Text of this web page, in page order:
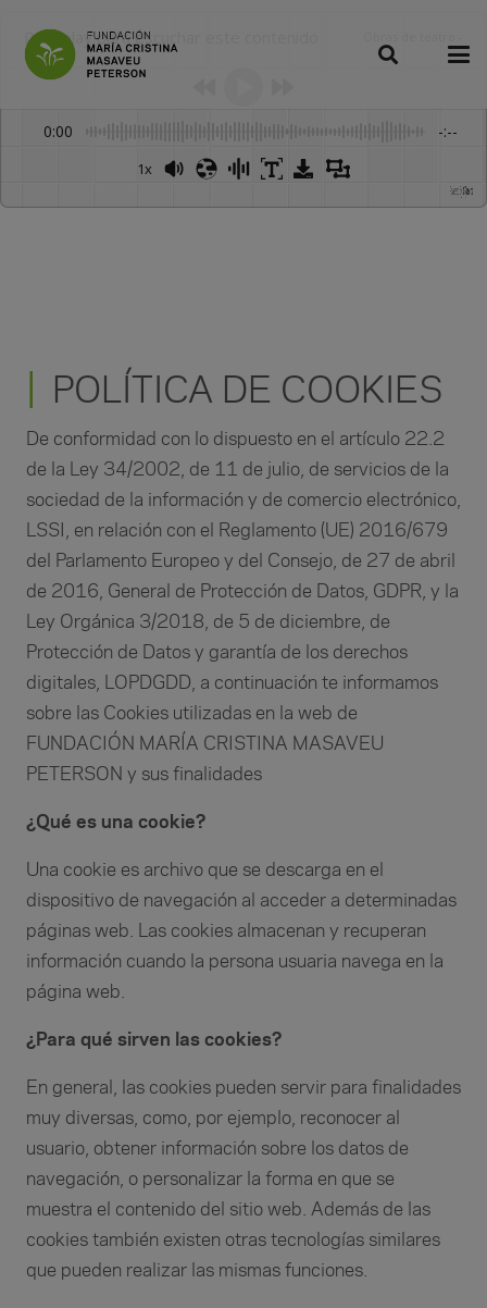
Dale play para escuchar este contenido
0:00 -:--
1x
GSpeech
POLÍTICA DE COOKIES
De conformidad con lo dispuesto en el artículo 22.2
de la Ley 34/2002, de 11 de julio, de servicios de la
sociedad de la información y de comercio electrónico,
LSSI, en relación con el Reglamento (UE) 2016/679
del Parlamento Europeo y del Consejo, de 27 de abril
de 2016, General de Protección de Datos, GDPR, y la
Ley Orgánica 3/2018, de 5 de diciembre, de
Protección de Datos y garantía de los derechos
digitales, LOPDGDD, a continuación te informamos
sobre las Cookies utilizadas en la web de
FUNDACIÓN MARÍA CRISTINA MASAVEU
PETERSON y sus finalidades
¿Qué es una cookie?
Una cookie es archivo que se descarga en el
dispositivo de navegación al acceder a determinadas
páginas web. Las cookies almacenan y recuperan
información cuando la persona usuaria navega en la
página web.
¿Para qué sirven las cookies?
En general, las cookies pueden servir para finalidades
muy diversas, como, por ejemplo, reconocer al
usuario, obtener información sobre los datos de
navegación, o personalizar la forma en que se
muestra el contenido del sitio web. Además de las
cookies también existen otras tecnologías similares
que pueden realizar las mismas funciones.